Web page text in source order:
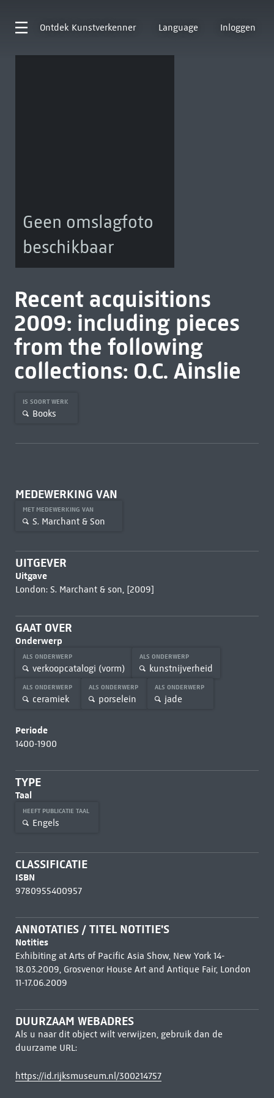
Ontdek Kunstverkenner Language Inloggen
Geen omslagfoto
beschikbaar
Recent acquisitions
2009: including pieces
from the following
collections: O.C. Ainslie
IS SOORT WERK
Books
MEDEWERKING VAN
MET MEDEWERKING VAN
S. Marchant & Son
UITGEVER
Uitgave
London: S. Marchant & son, [2009]
GAAT OVER
Onderwerp
ALS ONDERWERP
verkoopcatalogi (vorm)
ALS ONDERWERP
kunstnijverheid
ALS ONDERWERP
ceramiek
ALS ONDERWERP
porselein
ALS ONDERWERP
jade
Periode
1400-1900
TYPE
Taal
HEEFT PUBLICATIE TAAL
Engels
CLASSIFICATIE
ISBN
9780955400957
ANNOTATIES / TITEL NOTITIE'S
Notities
Exhibiting at Arts of Pacific Asia Show, New York 14-
18.03.2009, Grosvenor House Art and Antique Fair, London
11-17.06.2009
DUURZAAM WEBADRES
Als u naar dit object wilt verwijzen, gebruik dan de
duurzame URL:
https://id.rijksmuseum.nl/300214757